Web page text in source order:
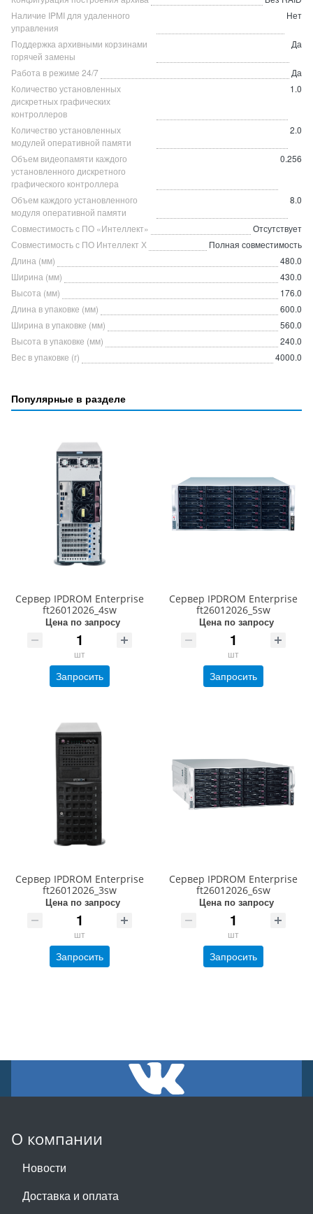
Наличие IPMI для удаленного
управления
Нет
Поддержка архивными корзинами
горячей замены
Да
Работа в режиме 24/7
Да
Количество установленных
дискретных графических
контроллеров
1.0
Количество установленных
модулей оперативной памяти
2.0
Объем видеопамяти каждого
установленного дискретного
графического контроллера
0.256
Объем каждого установленного
модуля оперативной памяти
8.0
Совместимость с ПО «Интеллект»
Отсутствует
Совместимость с ПО Интеллект Х
Полная совместимость
Длина (мм)
480.0
Ширина (мм)
430.0
Высота (мм)
176.0
Длина в упаковке (мм)
600.0
Ширина в упаковке (мм)
560.0
Высота в упаковке (мм)
240.0
Вес в упаковке (г)
4000.0
Популярные в разделе
Сервер IPDROM Enterprise
ft26012026_4sw
Цена по запросу
шт
Запросить
Сервер IPDROM Enterprise
ft26012026_5sw
Цена по запросу
шт
Запросить
Сервер IPDROM Enterprise
ft26012026_3sw
Цена по запросу
шт
Запросить
Сервер IPDROM Enterprise
ft26012026_6sw
Цена по запросу
шт
Запросить
О компании
Новости
Доставка и оплата